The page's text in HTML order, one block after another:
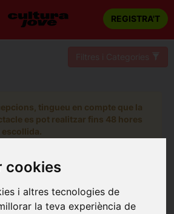
cookies
i altres tecnologies de
la teva experiència de
REGISTRA'T
tingueu en compte que la
es pot realitzar fins 48 hores
escollida.